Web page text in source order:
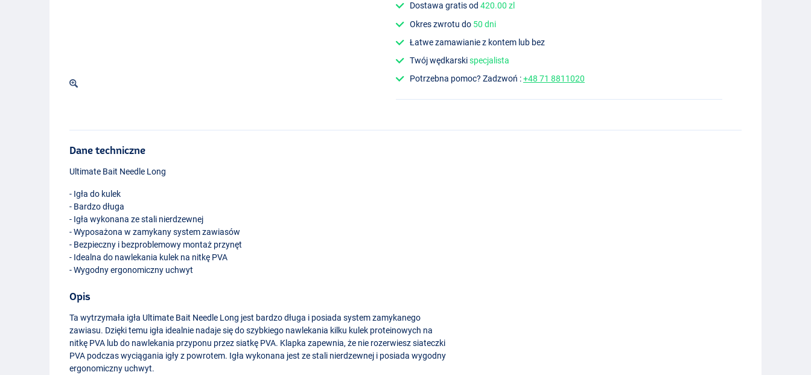
Dostawa gratis od420.00 zl
Okres zwrotu do 50 dni
Łatwe zamawianie z kontem lub bez
Twój wędkarskispecjalista
Potrzebna pomoc? Zadzwoń :+48 71 8811020
Dane techniczne
Ultimate Bait Needle Long
- Igła do kulek
- Bardzo długa
- Igła wykonana ze stali nierdzewnej
- Wyposażona w zamykany system zawiasów
- Bezpieczny i bezproblemowy montaż przynęt
- Idealna do nawlekania kulek na nitkę PVA
- Wygodny ergonomiczny uchwyt
Opis
Ta wytrzymała igła Ultimate Bait Needle Long jest bardzo długa i posiada system zamykanego
zawiasu. Dzięki temu igła idealnie nadaje się do szybkiego nawlekania kilku kulek proteinowych na
nitkę PVA lub do nawlekania przyponu przez siatkę PVA. Klapka zapewnia, że nie rozerwiesz siateczki
PVA podczas wyciągania igły z powrotem. Igła wykonana jest ze stali nierdzewnej i posiada wygodny
ergonomiczny uchwyt.